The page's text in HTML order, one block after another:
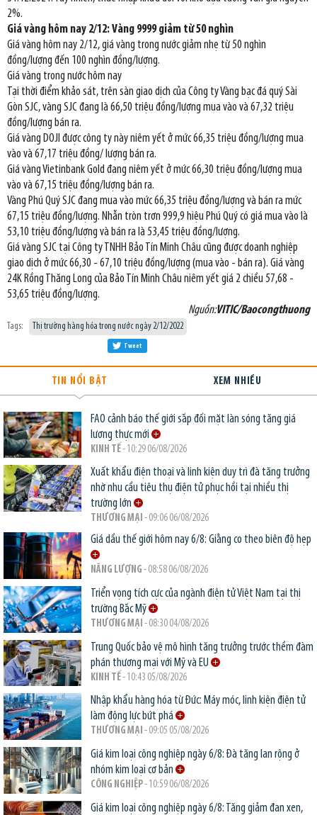
2%.
Giá vàng hôm nay 2/12: Vàng 9999 giảm từ 50 nghìn
Giá vàng hôm nay 2/12, giá vàng trong nước giảm nhẹ từ 50 nghìn
đồng/lượng đến 100 nghìn đồng/lượng.
Giá vàng trong nước hôm nay
Tại thời điểm khảo sát, trên sàn giao dịch của Công ty Vàng bạc đá quý Sài
Gòn SJC, vàng SJC đang là 66,50 triệu đồng/lượng mua vào và 67,32 triệu
đồng/lượng bán ra.
Giá vàng DOJI được công ty này niêm yết ở mức 66,35 triệu đồng/lượng mua
vào và 67,17 triệu đồng/ lượng bán ra.
Giá vàng Vietinbank Gold đang niêm yết ở mức 66,30 triệu đồng/lượng mua
vào và 67,15 triệu đồng/lượng bán ra.
Vàng Phú Quý SJC đang mua vào mức 66,35 triệu đồng/lượng và bán ra mức
67,15 triệu đồng/lượng. Nhẫn tròn trơn 999,9 hiệu Phú Quý có giá mua vào là
53,10 triệu đồng/lượng và bán ra là 53,45 triệu đồng/lượng.
Giá vàng SJC tại Công ty TNHH Bảo Tín Minh Châu cũng được doanh nghiệp
giao dịch ở mức 66,30 - 67,10 triệu đồng/lượng (mua vào - bán ra). Giá vàng
24K Rồng Thăng Long của Bảo Tín Minh Châu niêm yết giá 2 chiều 57,68 -
53,65 triệu đồng/lượng.
Nguồn:VITIC/Baocongthuong
Tags: Thị trường hàng hóa trong nước ngày 2/12/2022
Tweet
TIN NỔI BẬT XEM NHIỀU
FAO cảnh báo thế giới sắp đối mặt làn sóng tăng giá
lương thực mới
KINH TẾ- 10:29 06/08/2026
Xuất khẩu điện thoại và linh kiện duy trì đà tăng trưởng
nhờ nhu cầu tiêu thụ điện tử phục hồi tại nhiều thị
trường lớn
THƯƠNG MẠI - 09:06 06/08/2026
Giá dầu thế giới hôm nay 6/8: Giằng co theo biên độ hẹp
NĂNG LƯỢNG - 08:58 06/08/2026
Triển vọng tích cực của ngành điện tử Việt Nam tại thị
trường Bắc Mỹ
THƯƠNG MẠI - 08:30 04/08/2026
Trung Quốc bảo vệ mô hình tăng trưởng trước thềm đàm
phán thương mại với Mỹ và EU
KINH TẾ- 10:43 05/08/2026
Nhập khẩu hàng hóa từ Đức: Máy móc, linh kiện điện tử
làm động lực bứt phá
THƯƠNG MẠI - 09:05 05/08/2026
Giá kim loại công nghiệp ngày 6/8: Đà tăng lan rộng ở
nhóm kim loại cơ bản
CÔNG NGHIỆP- 10:59 06/08/2026
Giá kim loại công nghiệp ngày 6/8: Tăng giảm đan xen,